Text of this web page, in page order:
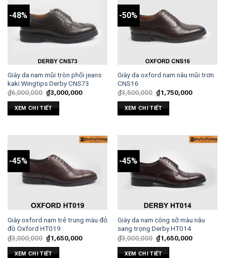
-48%
Giày da nam mũi tròn phối jeans
kaki Wingtips Derby CNS73
₫6,000,000 ₫3,000,000
XEM CHI TIẾT
-50%
Giày da oxford nam nâu mũi trơn
CNS16
₫3,500,000 ₫1,750,000
XEM CHI TIẾT
-45%
Giày oxford nam trẻ trung màu đỏ
đô Oxford HT019
₫3,000,000 ₫1,650,000
XEM CHI TIẾT
-45%
Giày da nam công sở màu nâu
sang trọng Derby HT014
₫3,000,000 ₫1,650,000
XEM CHI TIẾT